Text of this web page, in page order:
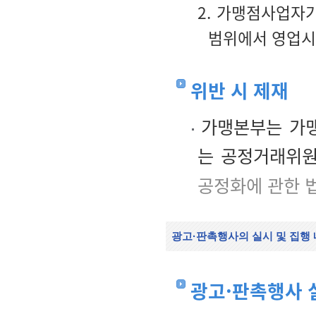
2. 가맹점사업자
범위에서 영업
위반 시 제재
가맹본부는 가
는 공정거래위
공정화에 관한
광고·판촉행사의 실시 및 집행
광고·판촉행사